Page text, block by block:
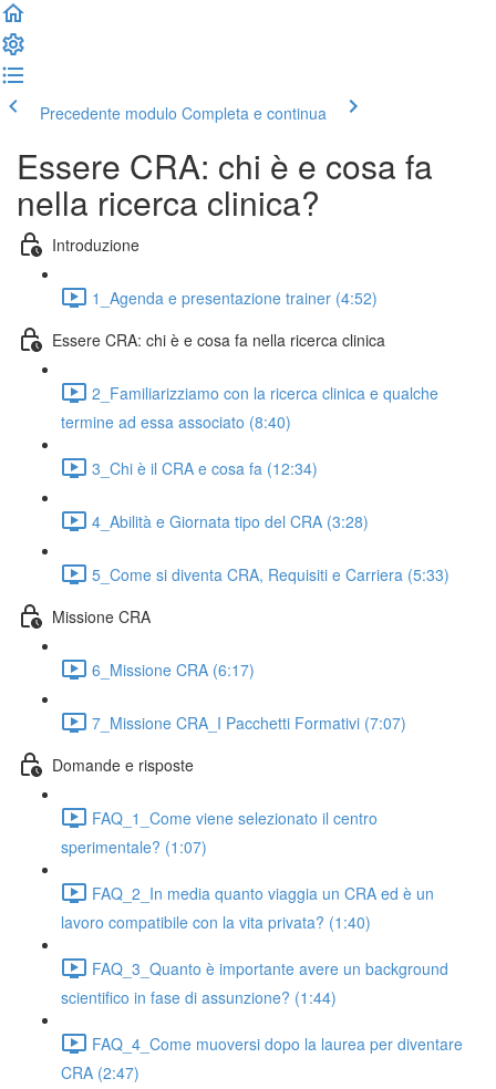
Precedente modulo Completa e continua
Essere CRA: chi è e cosa fa
nella ricerca clinica?
Introduzione
1_Agenda e presentazione trainer (4:52)
Essere CRA: chi è e cosa fa nella ricerca clinica
2_Familiarizziamo con la ricerca clinica e qualche
termine ad essa associato (8:40)
3_Chi è il CRA e cosa fa (12:34)
4_Abilità e Giornata tipo del CRA (3:28)
5_Come si diventa CRA, Requisiti e Carriera (5:33)
Missione CRA
6_Missione CRA (6:17)
7_Missione CRA_I Pacchetti Formativi (7:07)
Domande e risposte
FAQ_1_Come viene selezionato il centro
sperimentale? (1:07)
FAQ_2_In media quanto viaggia un CRA ed è un
lavoro compatibile con la vita privata? (1:40)
FAQ_3_Quanto è importante avere un background
scientifico in fase di assunzione? (1:44)
FAQ_4_Come muoversi dopo la laurea per diventare
CRA (2:47)